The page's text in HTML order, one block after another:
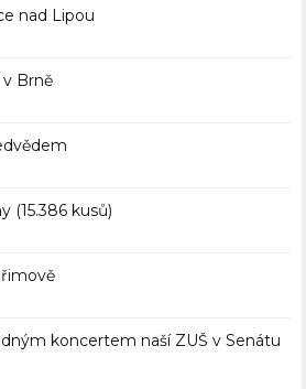
nad Lipou
Brně
(15.386 kusů)
koncertem naší ZUŠ v Senátu